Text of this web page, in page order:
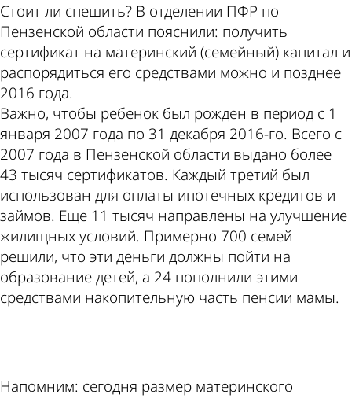
Стоит ли спешить? В отделении ПФР по
Пензенской области пояснили: получить
сертификат на материнский (семейный) капитал и
распорядиться его средствами можно и позднее
2016 года.
Важно, чтобы ребенок был рожден в период с 1
января 2007 года по 31 декабря 2016-го. Всего с
2007 года в Пензенской области выдано более
43 тысяч сертификатов. Каждый третий был
использован для оплаты ипотечных кредитов и
займов. Еще 11 тысяч направлены на улучшение
жилищных условий. Примерно 700 семей
решили, что эти деньги должны пойти на
образование детей, а 24 пополнили этими
средствами накопительную часть пенсии мамы.
Напомним: сегодня размер материнского